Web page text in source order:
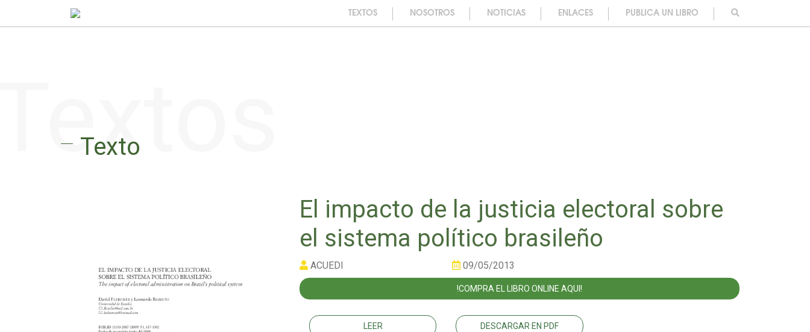
TEXTOS NOSOTROS NOTICIAS ENLACES PUBLICA UN LIBRO
Texto
El impacto de la justicia electoral sobre
el sistema político brasileño
ACUEDI 09/05/2013
!COMPRA EL LIBRO ONLINE AQUI!
LEER DESCARGAR EN PDF